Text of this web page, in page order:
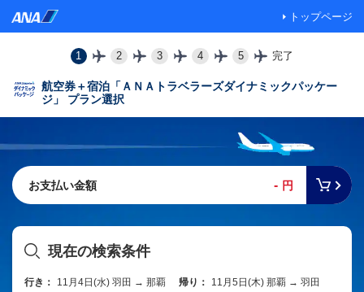
トップページ
1 2 3 4 5 完了
航空券＋宿泊「ＡＮＡトラベラーズダイナミックパッケー
ジ」 プラン選択
お支払い金額 - 円
現在の検索条件
行き： 11月4日(水) 羽田 → 那覇 帰り：
11月5日(木) 那覇 → 羽田